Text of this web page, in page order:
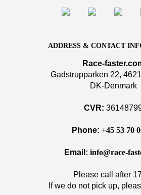
ADDRESS & CONTACT
Race-
Gadstrupparken 22,
DK-Denmark
CVR:
Phone: +45 53 70
Email: info@race-
Please call after
If we do not pick up,